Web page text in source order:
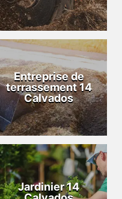
Entreprise de
terrassement 14
Calvados
Jardinier 14